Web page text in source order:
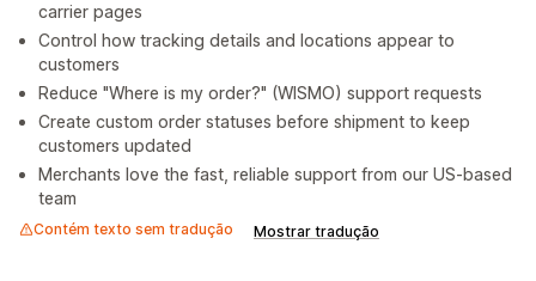
carrier pages
Control how tracking details and locations appear to
customers
Reduce "Where is my order?" (WISMO) support requests
Create custom order statuses before shipment to keep
customers updated
Merchants love the fast, reliable support from our US-based
team
Contém texto sem tradução Mostrar tradução